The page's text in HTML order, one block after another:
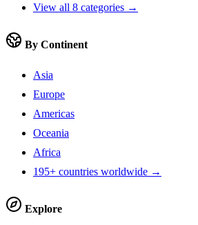
View all 8 categories →
By Continent
Asia
Europe
Americas
Oceania
Africa
195+ countries worldwide →
Explore